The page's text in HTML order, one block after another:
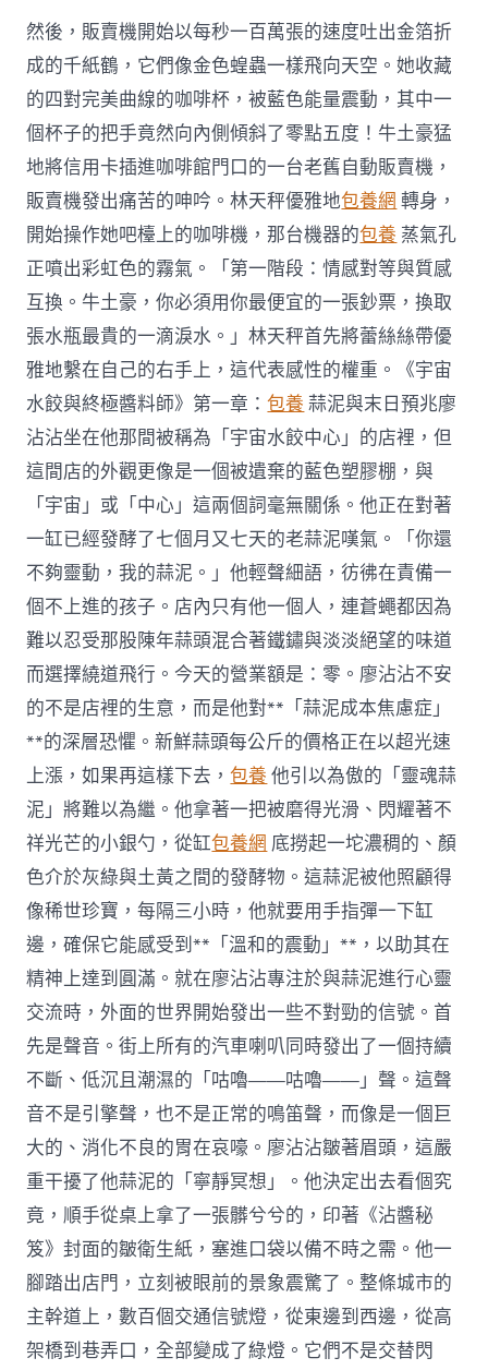
包
養
價
格
跡
——
當
地
晚
期
地
圖
里
的
一
次
時
光
觀
光〉
中
然後，販賣機開始以每秒一百萬張的速度吐出金箔折
成的千紙鶴，它們像金色蝗蟲一樣飛向天空。她收藏
的四對完美曲線的咖啡杯，被藍色能量震動，其中一
個杯子的把手竟然向內側傾斜了零點五度！牛土豪猛
地將信用卡插進咖啡館門口的一台老舊自動販賣機，
販賣機發出痛苦的呻吟。林天秤優雅地包養網 轉身，
開始操作她吧檯上的咖啡機，那台機器的包養 蒸氣孔
正噴出彩虹色的霧氣。「第一階段：情感對等與質感
互換。牛土豪，你必須用你最便宜的一張鈔票，換取
張水瓶最貴的一滴淚水。」林天秤首先將蕾絲絲帶優
雅地繫在自己的右手上，這代表感性的權重。《宇宙
水餃與終極醬料師》第一章：包養 蒜泥與末日預兆廖
沾沾坐在他那間被稱為「宇宙水餃中心」的店裡，但
這間店的外觀更像是一個被遺棄的藍色塑膠棚，與
「宇宙」或「中心」這兩個詞毫無關係。他正在對著
一缸已經發酵了七個月又七天的老蒜泥嘆氣。「你還
不夠靈動，我的蒜泥。」他輕聲細語，彷彿在責備一
個不上進的孩子。店內只有他一個人，連蒼蠅都因為
難以忍受那股陳年蒜頭混合著鐵鏽與淡淡絕望的味道
而選擇繞道飛行。今天的營業額是：零。廖沾沾不安
的不是店裡的生意，而是他對**「蒜泥成本焦慮症」
**的深層恐懼。新鮮蒜頭每公斤的價格正在以超光速
上漲，如果再這樣下去，包養 他引以為傲的「靈魂蒜
泥」將難以為繼。他拿著一把被磨得光滑、閃耀著不
祥光芒的小銀勺，從缸包養網 底撈起一坨濃稠的、顏
色介於灰綠與土黃之間的發酵物。這蒜泥被他照顧得
像稀世珍寶，每隔三小時，他就要用手指彈一下缸
邊，確保它能感受到**「溫和的震動」**，以助其在
精神上達到圓滿。就在廖沾沾專注於與蒜泥進行心靈
交流時，外面的世界開始發出一些不對勁的信號。首
先是聲音。街上所有的汽車喇叭同時發出了一個持續
不斷、低沉且潮濕的「咕嚕——咕嚕——」聲。這聲
音不是引擎聲，也不是正常的鳴笛聲，而像是一個巨
大的、消化不良的胃在哀嚎。廖沾沾皺著眉頭，這嚴
重干擾了他蒜泥的「寧靜冥想」。他決定出去看個究
竟，順手從桌上拿了一張髒兮兮的，印著《沾醬秘
笈》封面的皺衛生紙，塞進口袋以備不時之需。他一
腳踏出店門，立刻被眼前的景象震驚了。整條城市的
主幹道上，數百個交通信號燈，從東邊到西邊，從高
架橋到巷弄口，全部變成了綠燈。它們不是交替閃